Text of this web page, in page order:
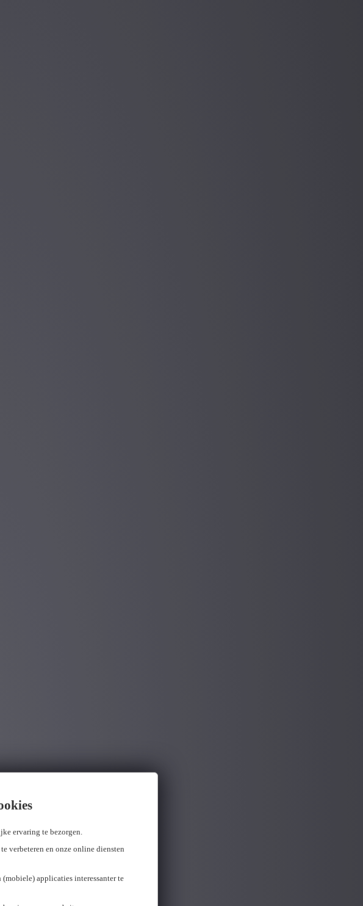
ervaring te bezorgen.
verbeteren en onze online diensten
applicaties interessanter te